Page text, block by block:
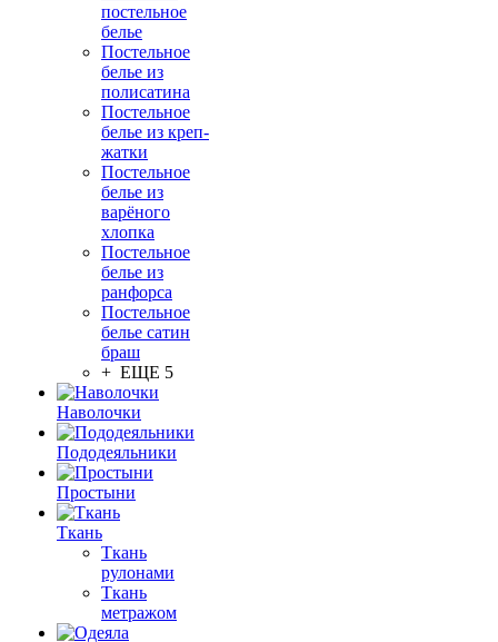
постельное
белье
Постельное
белье из
полисатина
Постельное
белье из креп-
жатки
Постельное
белье из
варёного
хлопка
Постельное
белье из
ранфорса
Постельное
белье сатин
браш
+ ЕЩЕ 5
Наволочки
Пододеяльники
Простыни
Ткань
Ткань
рулонами
Ткань
метражом